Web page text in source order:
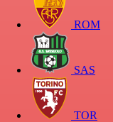
ROM
SAS
TOR